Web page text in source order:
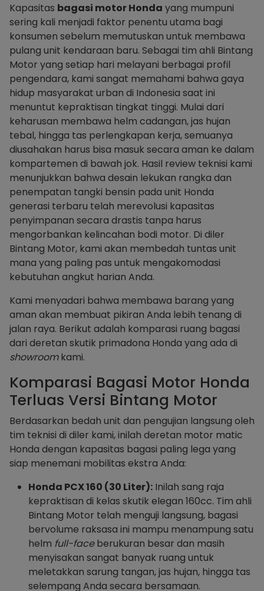
Kapasitas bagasi motor Honda yang mumpuni
sering kali menjadi faktor penentu utama bagi
konsumen sebelum memutuskan untuk membawa
pulang unit kendaraan baru. Sebagai tim ahli Bintang
Motor yang setiap hari melayani berbagai profil
pengendara, kami sangat memahami bahwa gaya
hidup masyarakat urban di Indonesia saat ini
menuntut kepraktisan tingkat tinggi. Mulai dari
keharusan membawa helm cadangan, jas hujan
tebal, hingga tas perlengkapan kerja, semuanya
diusahakan harus bisa masuk secara aman ke dalam
kompartemen di bawah jok. Hasil review teknisi kami
menunjukkan bahwa desain lekukan rangka dan
penempatan tangki bensin pada unit Honda
generasi terbaru telah merevolusi kapasitas
penyimpanan secara drastis tanpa harus
mengorbankan kelincahan bodi motor. Di diler
Bintang Motor, kami akan membedah tuntas unit
mana yang paling pas untuk mengakomodasi
kebutuhan angkut harian Anda.
Kami menyadari bahwa membawa barang yang
aman akan membuat pikiran Anda lebih tenang di
jalan raya. Berikut adalah komparasi ruang bagasi
dari deretan skutik primadona Honda yang ada di
showroomkami.
Komparasi Bagasi Motor Honda
Terluas Versi Bintang Motor
Berdasarkan bedah unit dan pengujian langsung oleh
tim teknisi di diler kami, inilah deretan motor matic
Honda dengan kapasitas bagasi paling lega yang
siap menemani mobilitas ekstra Anda:
Honda PCX 160 (30 Liter): Inilah sang raja
kepraktisan di kelas skutik elegan 160cc. Tim ahli
Bintang Motor telah menguji langsung, bagasi
bervolume raksasa ini mampu menampung satu
helm full-faceberukuran besar dan masih
menyisakan sangat banyak ruang untuk
meletakkan sarung tangan, jas hujan, hingga tas
selempang Anda secara bersamaan.